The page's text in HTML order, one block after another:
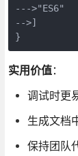
--->"ES6"
-->]
}
实用价值：
调试时更
生成文档
保持团队